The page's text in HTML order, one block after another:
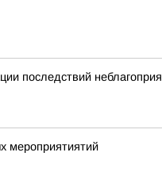
последствий
мероприятиятий